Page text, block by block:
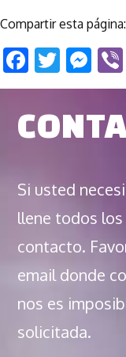
Compartir esta página:
Si usted
llene todos
contacto.
email donde
nos es
solicitada.